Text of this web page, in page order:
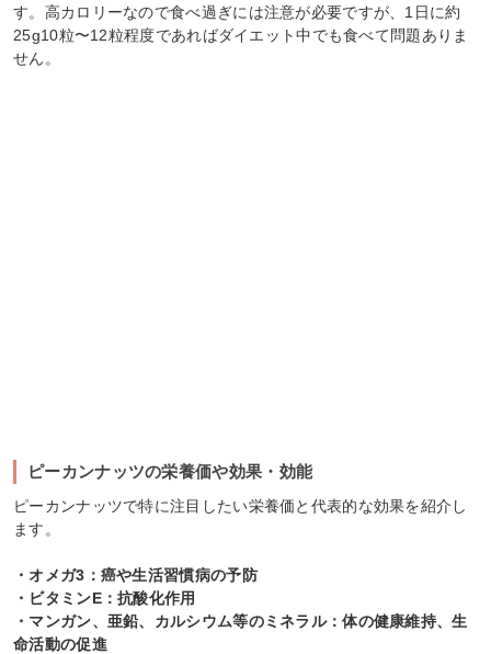
す。高カロリーなので食べ過ぎには注意が必要ですが、1日に約
25g10粒〜12粒程度であればダイエット中でも食べて問題ありま
せん。
ピーカンナッツの栄養価や効果・効能
ピーカンナッツで特に注目したい栄養価と代表的な効果を紹介し
ます。
・オメガ3：癌や生活習慣病の予防
・ビタミンE：抗酸化作用
・マンガン、亜鉛、カルシウム等のミネラル：体の健康維持、生
命活動の促進